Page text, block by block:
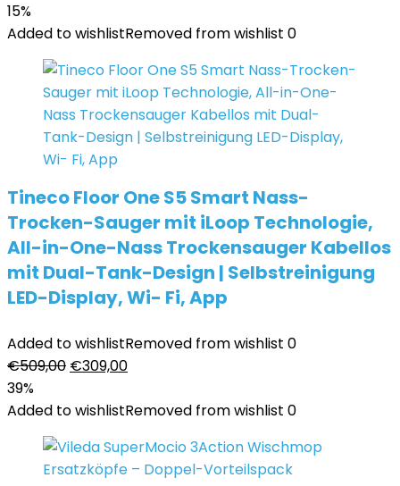
war:
ist:
15%
Added to wishlistRemoved from wishlist 0
Tineco Floor One S5 Smart Nass-
Trocken-Sauger mit iLoop Technologie,
All-in-One-Nass Trockensauger Kabellos
mit Dual-Tank-Design | Selbstreinigung
LED-Display, Wi- Fi, App
Added to wishlistRemoved from wishlist 0
€509,00 Ursprünglicher
war:
€309,00Aktueller
ist:
39%
Added to wishlistRemoved from wishlist 0